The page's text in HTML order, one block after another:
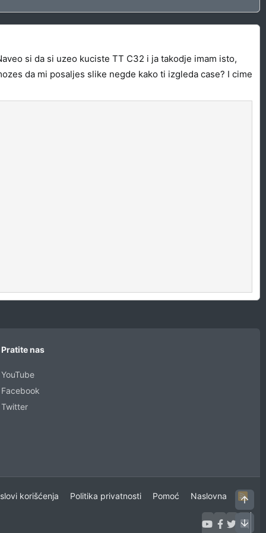
si da si uzeo kuciste TT C32 i ja takodje imam isto,
da mi posaljes slike negde kako ti izgleda case? I cime
Pratite nas
YouTube
Facebook
Twitter
korišćenja Politika privatnosti Pomoć Naslovna
R
S
Dno